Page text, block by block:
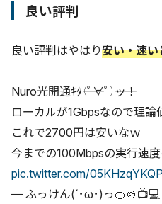
提供エリアが狭く利用で
マンションは設備導入
24ヶ月以内に解約すると
NURO 光はこんな人に
NURO 光のキャンペー
特設サイト限定の最大
（併用不可）
2年割・U29応援割＋
可）
良い評判
良い評判はやはり安い・速
Nuro光開通ｷﾀ――（ﾟ∀ﾟ）――ッ！
ローカルが1Gbpsなので理
これで2700円は安いなｗ
今までの100Mbpsの実行速
pic.twitter.com/05KHzqYKQP
— ふっけん(´･ω･)っ